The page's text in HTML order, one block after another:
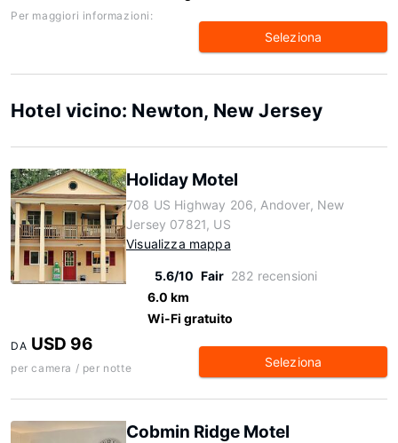
Per maggiori informazioni:
Seleziona
Hotel vicino: Newton, New Jersey
Holiday Motel
708 US Highway 206, Andover, New
Jersey 07821, US
Visualizza mappa
5.6/10 Fair 282 recensioni
6.0 km
Wi-Fi gratuito
DA USD 96
per camera / per notte Seleziona
Cobmin Ridge Motel